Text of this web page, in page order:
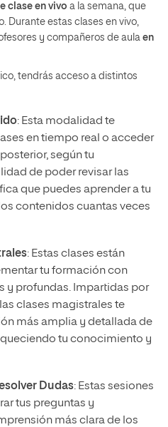
clase en vivo a la semana, que
Durante estas clases en vivo,
y compañeros de aula en
tendrás acceso a distintos
: Esta modalidad te
en tiempo real o acceder
según tu
de poder revisar las
que puedes aprender a tu
contenidos cuantas veces
: Estas clases están
tu formación con
y profundas. Impartidas por
clases magistrales te
más amplia y detallada de
tu conocimiento y
Dudas: Estas sesiones
tus preguntas y
más clara de los